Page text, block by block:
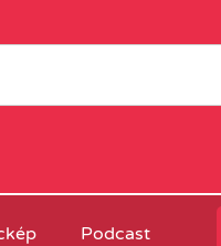
Podcast